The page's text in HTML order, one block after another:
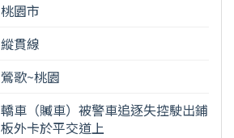
桃園市
縱貫線
鶯歌~桃園
轎車（贓車）被警車追逐失控駛出鋪
板外卡於平交道上